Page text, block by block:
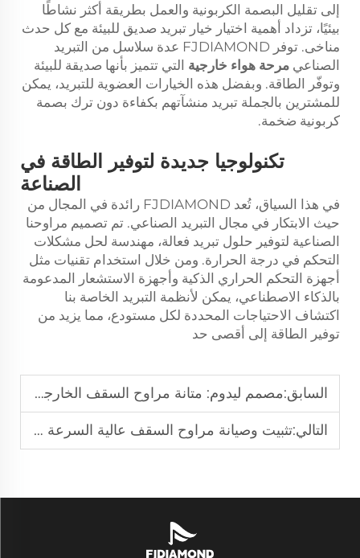
إلى تقليل البصمة الكربونية والعمل بطريقة أكثر نشاطًا
بيئيًا، تزداد أهمية اختيار خيار تبريد صديق للبيئة مع كل حدث
مناخى. توفر FJDIAMOND عدة سلاسل من التبريد
الصناعي مرحة هواء خارجية التي تتميز بأنها صديقة للبيئة
وتوفّر الطاقة. وبفضل هذه الخيارات العضوية للتبريد، يمكن
للمشترين بالجملة تبريد منشآتهم بكفاءة دون ترك بصمة
كربونية ضخمة.
تكنولوجيا جديدة لتوفير الطاقة في
الصناعة
في هذا السياق، تُعد FJDIAMOND رائدة في المجال من
حيث الابتكار في مجال التبريد الصناعي. تم تصميم مراوحنا
الصناعية لتوفير حلول تبريد فعالة، مهندسة لحل مشكلات
التحكم في درجة الحرارة. ومن خلال استخدام تقنيات مثل
أجهزة التحكم الحراري الذكية وأجهزة الاستشعار المدعومة
بالذكاء الاصطناعي، يمكن لأنظمة التبريد الخاصة بنا
اكتشاف الاحتياجات المحددة لكل مستودع، مما يزيد من
توفير الطاقة إلى أقصى حد
السابق:مصمم ليدوم: متانة مراوح السقف الخارجية المقاومة للماء
التالي:تثبيت وصيانة مراوح السقف عالية السرعة لتوزيع هواء مثالي